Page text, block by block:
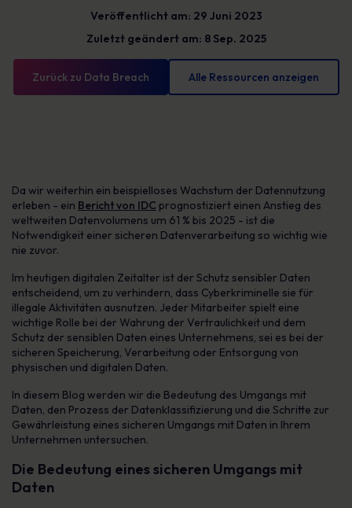
Veröffentlicht am: 29 Juni 2023
Zuletzt geändert am: 8 Sep. 2025
Zurück zu Data Breach Alle Ressourcen anzeigen
Da wir weiterhin ein beispielloses Wachstum der Datennutzung
erleben - ein Bericht von IDC prognostiziert einen Anstieg des
weltweiten Datenvolumens um 61 % bis 2025 - ist die
Notwendigkeit einer sicheren Datenverarbeitung so wichtig wie
nie zuvor.
Im heutigen digitalen Zeitalter ist der Schutz sensibler Daten
entscheidend, um zu verhindern, dass Cyberkriminelle sie für
illegale Aktivitäten ausnutzen. Jeder Mitarbeiter spielt eine
wichtige Rolle bei der Wahrung der Vertraulichkeit und dem
Schutz der sensiblen Daten eines Unternehmens, sei es bei der
sicheren Speicherung, Verarbeitung oder Entsorgung von
physischen und digitalen Daten.
In diesem Blog werden wir die Bedeutung des Umgangs mit
Daten, den Prozess der Datenklassifizierung und die Schritte zur
Gewährleistung eines sicheren Umgangs mit Daten in Ihrem
Unternehmen untersuchen.
Die Bedeutung eines sicheren Umgangs mit
Daten